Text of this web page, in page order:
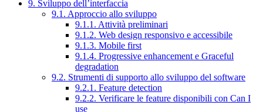
9. Sviluppo dell’interfaccia
9.1. Approccio allo sviluppo
9.1.1. Attività preliminari
9.1.2. Web design responsivo e accessibile
9.1.3. Mobile first
9.1.4. Progressive enhancement e Graceful
degradation
9.2. Strumenti di supporto allo sviluppo del software
9.2.1. Feature detection
9.2.2. Verificare le feature disponibili con Can I
use